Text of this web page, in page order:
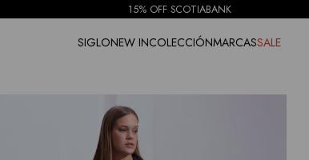
15% OFF SCOTIABANK
SIGLONEW INCOLECCIÓNMARCASSALE
NOTIFICARME